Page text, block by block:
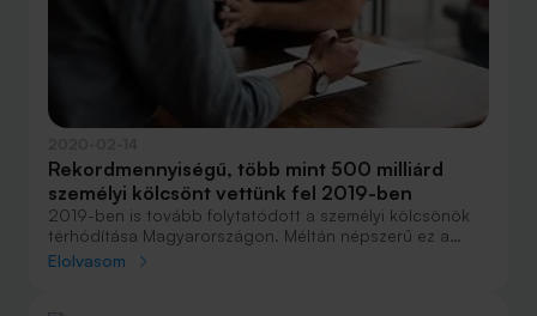
Rekordmennyiségű, több mint 500 milliárd
személyi kölcsönt vettünk fel 2019-ben
2019-ben is tovább folytatódott a személyi kölcsönök
térhódítása Magyarországon. Méltán népszerű ez a
hiteltípus: egyszerű az igénylése, nem kell hozzá
Elolvasom